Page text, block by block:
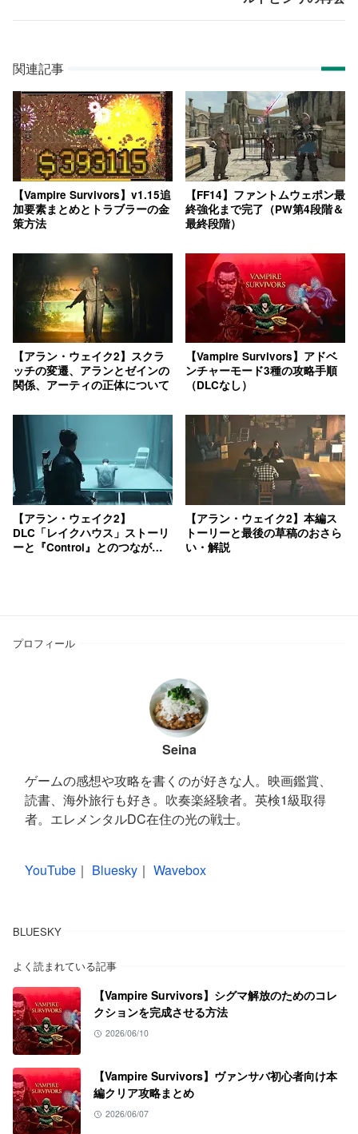
関連記事
【Vampire Survivors】v1.15追
加要素まとめとトラブラーの金
策方法
【FF14】ファントムウェポン最
終強化まで完了（PW第4段階＆
最終段階）
【アラン・ウェイク2】スクラ
ッチの変遷、アランとゼインの
関係、アーティの正体について
【Vampire Survivors】アドベ
ンチャーモード3種の攻略手順
（DLCなし）
【アラン・ウェイク2】
DLC「レイクハウス」ストーリ
ーと『Control』とのつながり
【アラン・ウェイク2】本編ス
トーリーと最後の草稿のおさら
い・解説
プロフィール
Seina
ゲームの感想や攻略を書くのが好きな人。映画鑑賞、
読書、海外旅行も好き。吹奏楽経験者。英検1級取得
者。エレメンタルDC在住の光の戦士。
YouTube ｜ Bluesky ｜ Wavebox
BLUESKY
よく読まれている記事
【Vampire Survivors】シグマ解放のためのコレ
クションを完成させる方法
2026/06/10
【Vampire Survivors】ヴァンサバ初心者向け本
編クリア攻略まとめ
2026/06/07